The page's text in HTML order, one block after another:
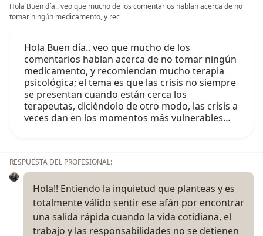
Hola Buen día.. veo que mucho de los comentarios hablan acerca de no
tomar ningún medicamento, y rec
Hola Buen día.. veo que mucho de los
comentarios hablan acerca de no tomar ningún
medicamento, y recomiendan mucho terapia
psicológica; el tema es que las crisis no siempre
se presentan cuando están cerca los
terapeutas, diciéndolo de otro modo, las crisis a
veces dan en los momentos más vulnerables…
RESPUESTA DEL PROFESIONAL:
Hola!! Entiendo la inquietud que planteas y es
totalmente válido sentir ese afán por encontrar
una salida rápida cuando la vida cotidiana, el
trabajo y las responsabilidades no se detienen